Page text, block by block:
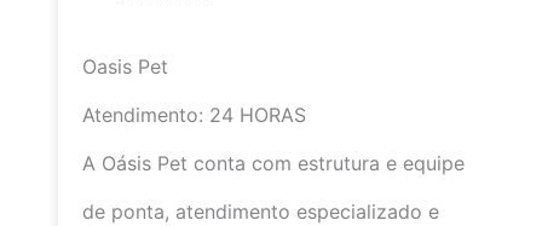
Oasis Pet
Atendimento: 24 HORAS
A Oásis Pet conta com estrutura e equipe
de ponta, atendimento especializado e